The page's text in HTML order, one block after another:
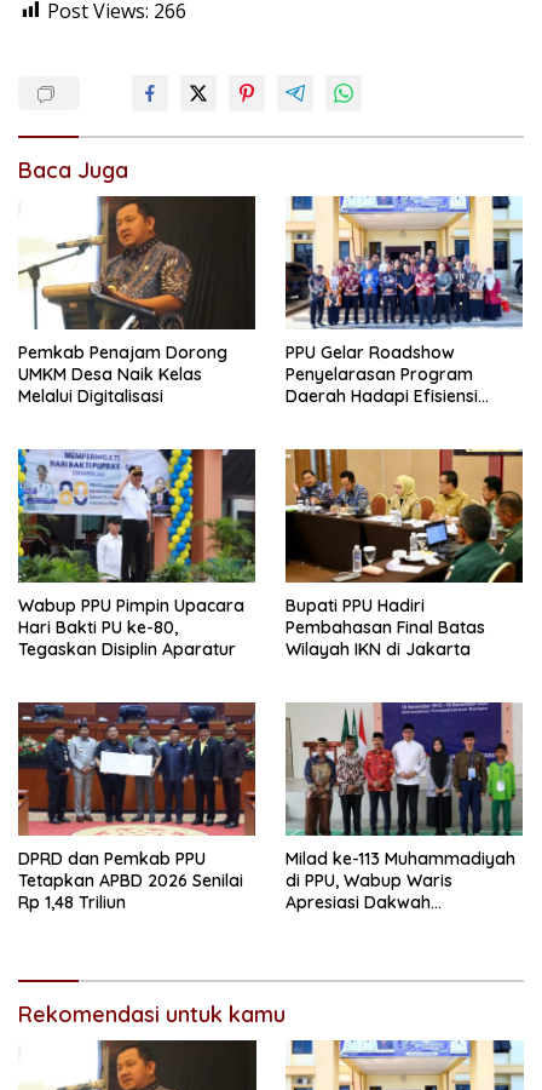
Post Views: 266
Baca Juga
Pemkab Penajam Dorong
UMKM Desa Naik Kelas
Melalui Digitalisasi
PPU Gelar Roadshow
Penyelarasan Program
Daerah Hadapi Efisiensi
Wabup PPU Pimpin Upacara
Hari Bakti PU ke-80,
Tegaskan Disiplin Aparatur
Bupati PPU Hadiri
Pembahasan Final Batas
Wilayah IKN di Jakarta
DPRD dan Pemkab PPU
Tetapkan APBD 2026 Senilai
Rp 1,48 Triliun
Milad ke-113 Muhammadiyah
di PPU, Wabup Waris
Apresiasi Dakwah
Rekomendasi untuk kamu